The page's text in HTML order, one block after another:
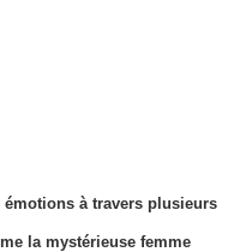
émotions à travers plusieurs
la mystérieuse femme